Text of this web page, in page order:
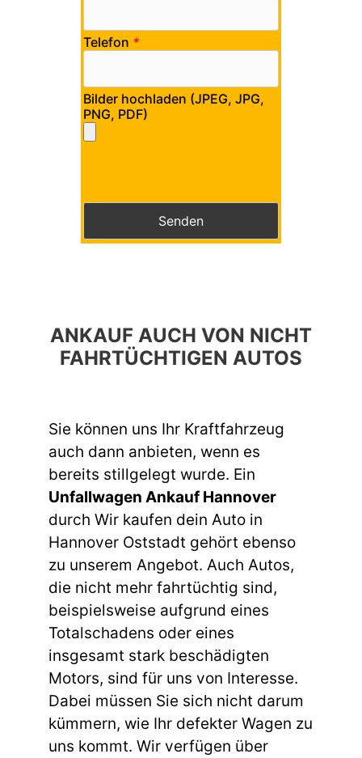
Telefon *
Bilder hochladen (JPEG, JPG,
PNG, PDF)
Bitte lasse dieses Feld leer.
ANKAUF AUCH VON NICHT
FAHRTÜCHTIGEN AUTOS
Sie können uns Ihr Kraftfahrzeug
auch dann anbieten, wenn es
bereits stillgelegt wurde. Ein
Unfallwagen Ankauf Hannover
durch Wir kaufen dein Auto in
Hannover Oststadt gehört ebenso
zu unserem Angebot. Auch Autos,
die nicht mehr fahrtüchtig sind,
beispielsweise aufgrund eines
Totalschadens oder eines
insgesamt stark beschädigten
Motors, sind für uns von Interesse.
Dabei müssen Sie sich nicht darum
kümmern, wie Ihr defekter Wagen zu
uns kommt. Wir verfügen über